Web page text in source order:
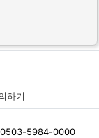
하기
0503-5984-0000